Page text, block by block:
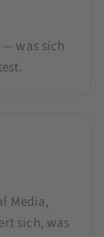
was sich
Media,
sich, was